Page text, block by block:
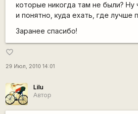
которые никогда там не были?
и понятно, куда ехать, где лучше
Заранее спасибо!
favorite_border
29 Июл, 2010 14:01
Lilu
Автор